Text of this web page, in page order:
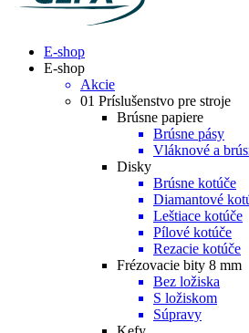
E-shop
E-shop
Akcie
01 Príslušenstvo pre stroje
Brúsne papiere
Brúsne pásy
Vláknové a
Disky
Brúsne kotúče
Diamantové
Leštiace kotúče
Pílové kotúče
Rezacie kotúče
Frézovacie bity 8 mm
Bez ložiska
S ložiskom
Súpravy